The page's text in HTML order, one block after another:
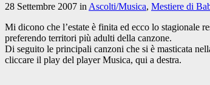
28 Settembre 2007 in Ascolti/Musica, Mestiere di
Mi dicono che l’estate è finita ed ecco lo stagionale
preferendo territori più adulti della canzone.
Di seguito le principali canzoni che si è masticata
cliccare il play del player Musica, qui a destra.